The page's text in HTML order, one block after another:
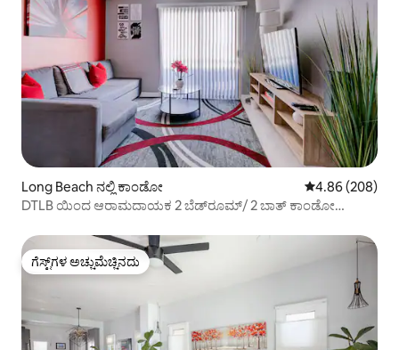
Long Beach ನಲ್ಲಿ ಕಾಂಡೋ 5 ರಲ್ಲಿ 4.86
4.86 (208)
DTLB ಯಿಂದ ಆರಾಮದಾಯಕ 2 ಬೆಡ್‌ರೂಮ್/ 2 ಬಾತ್ ಕಾಂಡೋ
ಗೆಸ್ಟ್‌ಗಳ ಅಚ್ಚುಮೆಚ್ಚಿನದು
ಗೆಸ್ಟ್‌ಗಳ ಅಚ್ಚುಮೆಚ್ಚಿನದು